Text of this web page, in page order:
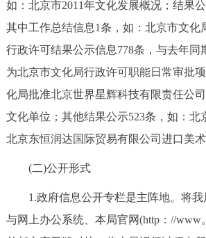
如：北京市2011年文化发展概况；结果公
其中工作总结信息1条，如：北京市文化
行政许可结果公示信息778条，与去年同
为北京市文化局行政许可职能日常审批
化局批准北京世界星辉科技有限责任公
文化单位；其他结果公示523条，如：北
北京东恒润达国际贸易有限公司进口美术
(二)公开形式
1.政府信息公开专栏是主阵地。将我
与网上办公系统、本局官网(http：//www